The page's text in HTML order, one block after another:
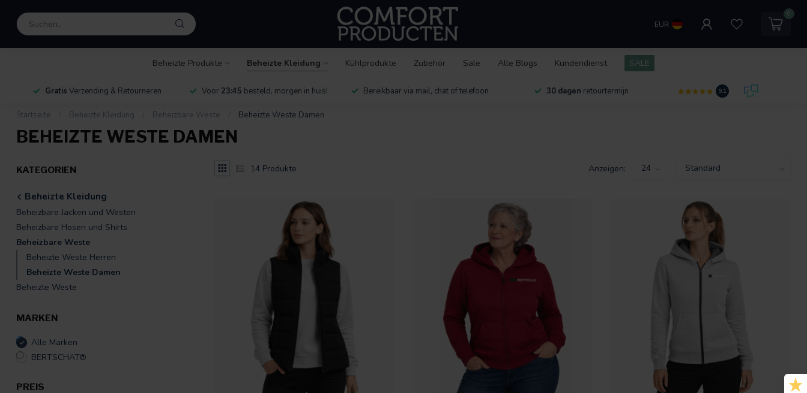
EUR
0
Beheizte Produkte Beheizte Kleidung Kühlprodukte Zubehör Sale Alle Blogs Kundendienst SALE
Gratis Verzending & Retourneren Voor 23:45 besteld, morgen in huis! Bereikbaar via mail, chat of telefoon 30 dagen retourtermijn 9.1
Startseite Beheizte Kleidung Beheizbare Weste Beheizte Weste Damen
BEHEIZTE WESTE DAMEN
KATEGORIEN
Beheizte Kleidung
Beheizbare Jacken und Westen
Beheizbare Hosen und Shirts
Beheizbare Weste
Beheizte Weste Herren
Beheizte Weste Damen
Beheizte Weste
MARKEN
Alle Marken
BERTSCHAT®
PREIS
14 Produkte Anzeigen: